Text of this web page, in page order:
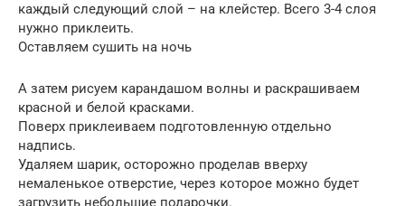
каждый следующий слой – на клейстер. Всего 3-4 слоя
нужно приклеить.
Оставляем сушить на ночь
А затем рисуем карандашом волны и раскрашиваем
красной и белой красками.
Поверх приклеиваем подготовленную отдельно
надпись.
Удаляем шарик, осторожно проделав вверху
немаленькое отверстие, через которое можно будет
загрузить небольшие подарочки.